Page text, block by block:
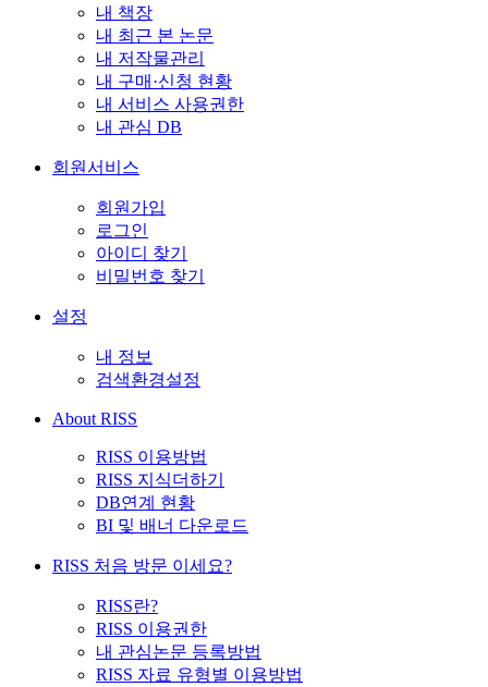
내 책장
내 최근 본 논문
내 저작물관리
내 구매·신청 현황
내 서비스 사용권한
내 관심 DB
회원서비스
회원가입
로그인
아이디 찾기
비밀번호 찾기
설정
내 정보
검색환경설정
About RISS
RISS 이용방법
RISS 지식더하기
DB연계 현황
BI 및 배너 다운로드
RISS 처음 방문 이세요?
RISS란?
RISS 이용권한
내 관심논문 등록방법
RISS 자료 유형별 이용방법